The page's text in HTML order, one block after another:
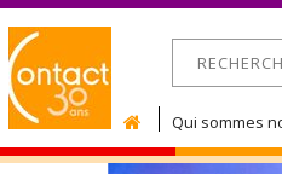
Qui sommes